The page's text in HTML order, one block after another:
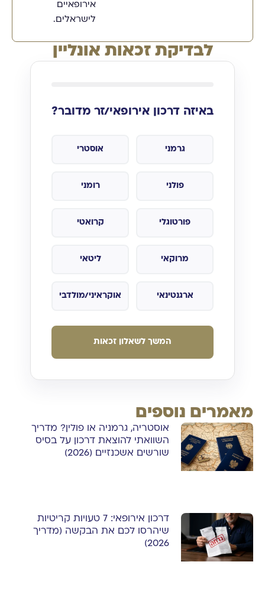
אירופאיים
לישראלים.
לבדיקת זכאות אונליין
באיזה דרכון אירופאי/זר מדובר?
גרמני אוסטרי
פולני רומני
פורטוגלי קרואטי
מרוקאי ליטאי
ארגנטינאי אוקראיני/מולדבי
המשך לשאלון זכאות
מאמרים נוספים
אוסטריה, גרמניה או פולין? מדריך
השוואתי להוצאת דרכון על בסיס
שורשים אשכנזיים (2026)
דרכון אירופאי: 7 טעויות קריטיות
שיהרסו לכם את הבקשה (מדריך
2026)